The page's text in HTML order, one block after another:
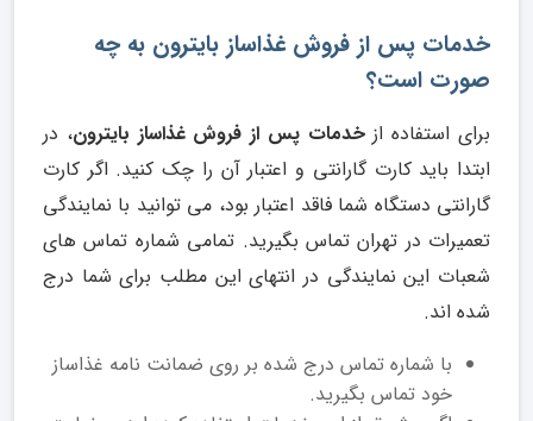
خدمات پس از فروش غذاساز بایترون به چه
صورت است؟
برای استفاده ازخدمات پس از فروش غذاساز بایترون، در
ابتدا باید کارت گارانتی و اعتبار آن را چک کنید. اگر کارت
گارانتی دستگاه شما فاقد اعتبار بود، می توانید با نمایندگی
تعمیرات در تهران تماس بگیرید. تمامی شماره تماس های
شعبات این نمایندگی در انتهای این مطلب برای شما درج
شده اند.
با شماره تماس درج شده بر روی ضمانت نامه غذاساز
خود تماس بگیرید.